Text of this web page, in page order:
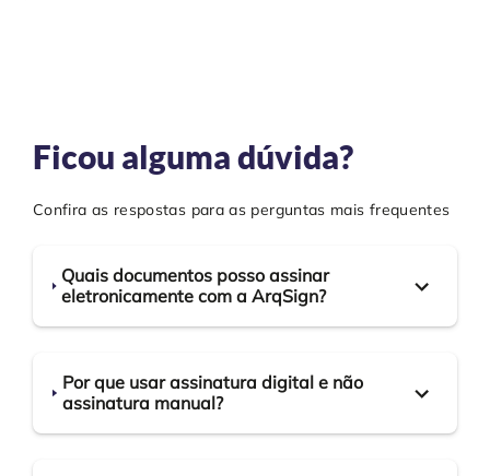
Ficou alguma dúvida?
Confira as respostas para as perguntas mais frequentes
Quais documentos posso assinar
eletronicamente com a ArqSign?
Por que usar assinatura digital e não
assinatura manual?